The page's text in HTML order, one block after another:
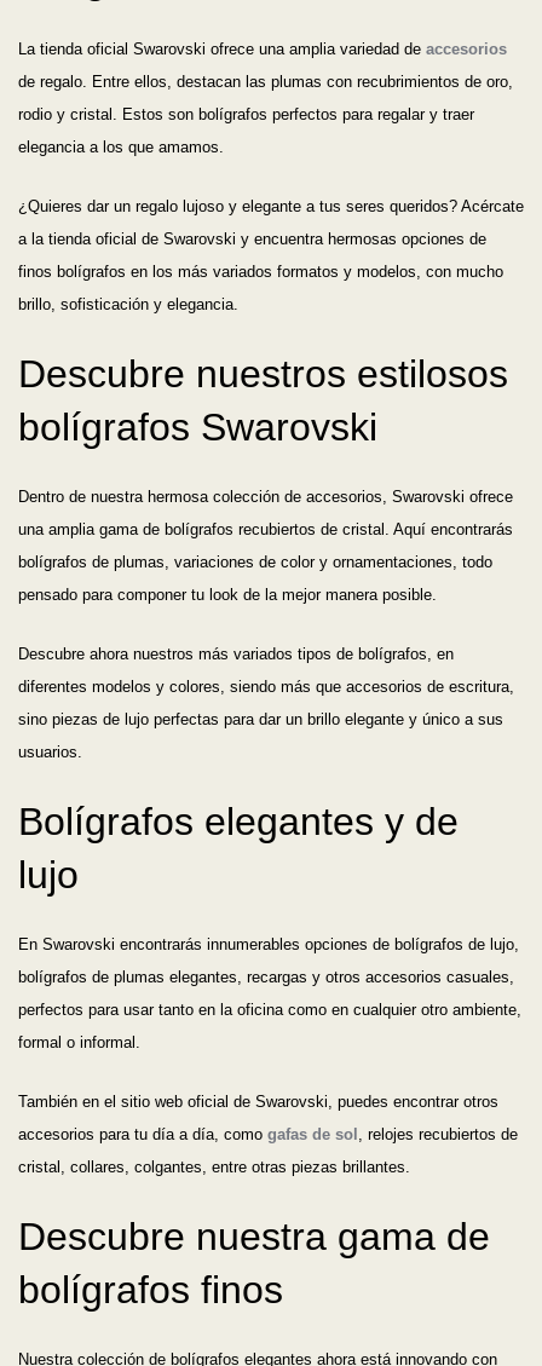
Ordenar por
Precio más bajo
Precio más alto
A - Z
Fecha de lanzamiento
Mejor descuento
La tienda oficial Swarovski ofrece una amplia variedad de accesorios
de regalo. Entre ellos, destacan las plumas con recubrimientos de oro,
rodio y cristal. Estos son bolígrafos perfectos para regalar y traer
elegancia a los que amamos.
¿Quieres dar un regalo lujoso y elegante a tus seres queridos? Acércate
a la tienda oficial de Swarovski y encuentra hermosas opciones de
finos bolígrafos en los más variados formatos y modelos, con mucho
brillo, sofisticación y elegancia.
Descubre nuestros estilosos
bolígrafos Swarovski
Dentro de nuestra hermosa colección de accesorios, Swarovski ofrece
una amplia gama de bolígrafos recubiertos de cristal. Aquí encontrarás
bolígrafos de plumas, variaciones de color y ornamentaciones, todo
pensado para componer tu look de la mejor manera posible.
Descubre ahora nuestros más variados tipos de bolígrafos, en
diferentes modelos y colores, siendo más que accesorios de escritura,
sino piezas de lujo perfectas para dar un brillo elegante y único a sus
usuarios.
Bolígrafos elegantes y de
lujo
En Swarovski encontrarás innumerables opciones de bolígrafos de lujo,
bolígrafos de plumas elegantes, recargas y otros accesorios casuales,
perfectos para usar tanto en la oficina como en cualquier otro ambiente,
formal o informal.
También en el sitio web oficial de Swarovski, puedes encontrar otros
accesorios para tu día a día, como gafas de sol
, relojes recubiertos de
cristal, collares, colgantes, entre otras piezas brillantes.
Descubre nuestra gama de
bolígrafos finos
Nuestra colección de bolígrafos elegantes ahora está innovando con